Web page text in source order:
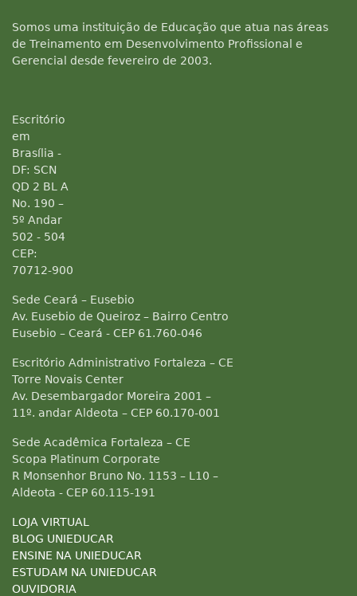
Somos uma instituição de Educação que atua nas áreas
de Treinamento em Desenvolvimento Profissional e
Gerencial desde fevereiro de 2003.
Escritório
em
Brasília -
DF: SCN
QD 2 BL A
No. 190 –
5º Andar
502 - 504
CEP:
70712-900
Sede Ceará – Eusebio
Av. Eusebio de Queiroz – Bairro Centro
Eusebio – Ceará - CEP 61.760-046
Escritório Administrativo Fortaleza – CE
Torre Novais Center
Av. Desembargador Moreira 2001 –
11º. andar Aldeota – CEP 60.170-001
Sede Acadêmica Fortaleza – CE
Scopa Platinum Corporate
R Monsenhor Bruno No. 1153 – L10 –
Aldeota - CEP 60.115-191
LOJA VIRTUAL
BLOG UNIEDUCAR
ENSINE NA UNIEDUCAR
ESTUDAM NA UNIEDUCAR
OUVIDORIA